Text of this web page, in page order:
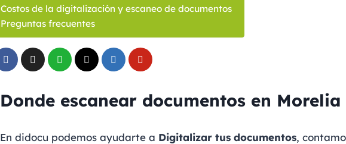
Costos de la digitalización y escaneo de documentos
Preguntas frecuentes
Donde escanear documentos en Morelia
En didocu podemos ayudarte a Digitalizar tus documentos,